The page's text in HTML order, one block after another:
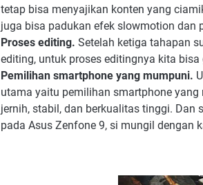
tetap bisa menyajikan konten yang
juga bisa padukan efek slowmotion dan
Proses editing. Setelah ketiga tahapan
editing, untuk proses editingnya kita
Pemilihan smartphone yang mumpuni.
utama yaitu pemilihan smartphone
jernih, stabil, dan berkualitas tinggi.
pada Asus Zenfone 9, si mungil dengan